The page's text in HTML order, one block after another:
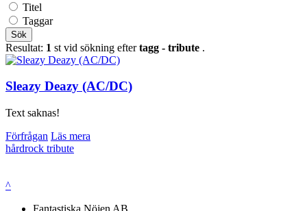
Titel
Taggar
Sök
Resultat: 1 st vid sökning eftertagg - tribute .
Sleazy Deazy (AC/DC)
Text saknas!
Förfrågan Läs mera
hårdrock tribute
^
Fantastiska Nöjen AB